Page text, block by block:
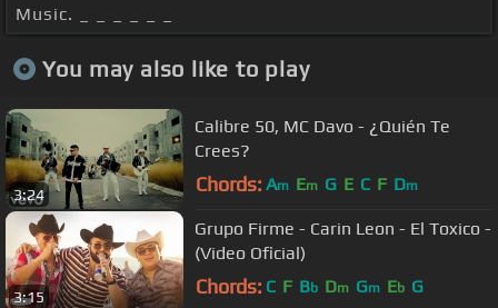
Music. _ _ _ _ _ _
You may also like to play
3:24
Calibre 50, MC Davo - ¿Quién Te
Crees?
Chords: Am Em G E C F Dm
3:15
Grupo Firme - Carin Leon - El Toxico -
(Video Oficial)
Chords: C F Bb Dm Gm Eb G